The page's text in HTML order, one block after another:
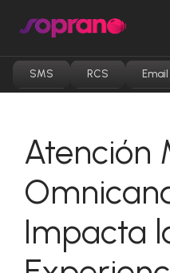
SMS RCS Email
Atención
Impacta